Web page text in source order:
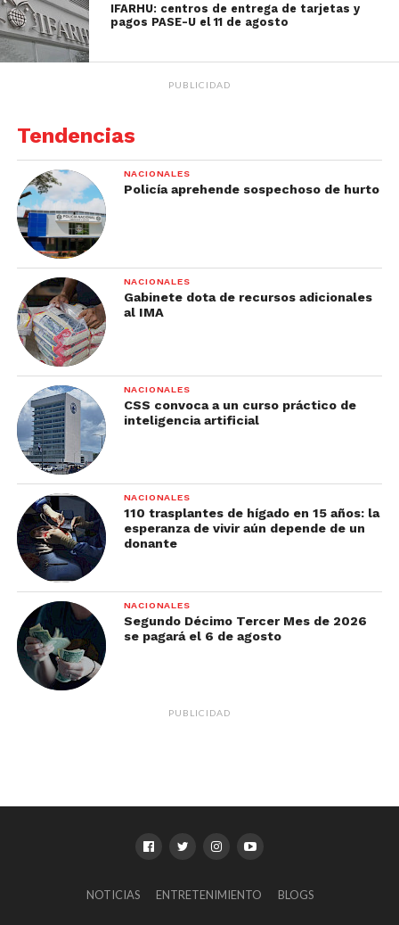
IFARHU: centros de entrega de tarjetas y
pagos PASE-U el 11 de agosto
PUBLICIDAD
Tendencias
NACIONALES
Policía aprehende sospechoso de hurto
NACIONALES
Gabinete dota de recursos adicionales
al IMA
NACIONALES
CSS convoca a un curso práctico de
inteligencia artificial
NACIONALES
110 trasplantes de hígado en 15 años: la
esperanza de vivir aún depende de un
donante
NACIONALES
Segundo Décimo Tercer Mes de 2026
se pagará el 6 de agosto
PUBLICIDAD
NOTICIAS ENTRETENIMIENTO BLOGS